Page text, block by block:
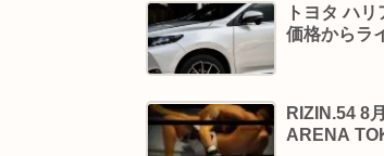
トヨタ ハ
価格からラ
RIZIN.54 8
ARENA